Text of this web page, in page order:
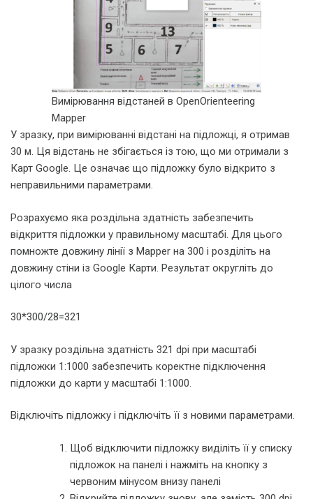
Вимірювання відстаней в OpenOrienteering
Mapper
У зразку, при вимірюванні відстані на підложці, я отримав
30 м. Ця відстань не збігається із тою, що ми отримали з
Карт Google. Це означає що підложку було відкрито з
неправильними параметрами.
Розрахуємо яка роздільна здатність забезпечить
відкриття підложки у правильному масштабі. Для цього
помножте довжину лінії з Mapper на 300 і розділіть на
довжину стіни із Google Карти. Результат округліть до
цілого числа
30*300/28=321
У зразку роздільна здатність 321 dpi при масштабі
підложки 1:1000 забезпечить коректне підключення
підложки до карти у масштабі 1:1000.
Відключіть підложку і підключіть її з новими параметрами.
Щоб відключити підложку виділіть її у списку
підложок на панелі і нажміть на кнопку з
червоним мінусом внизу панелі